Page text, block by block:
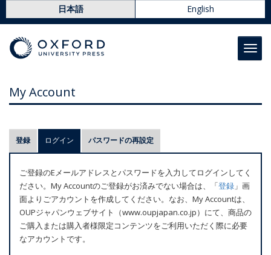
日本語 English
My Account
プ
ラ
マ
リ
ー
タ
ブ
登録 ログイン (アクティブなタブ)
パスワードの再設定
ご登録のEメールアドレスとパスワードを入力してログインしてく
ださい。My Accountのご登録がお済みでない場合は、「登録 」画
面よりごアカウントを作成してください。なお、My Accountは、
OUPジャパンウェブサイト（www.oupjapan.co.jp）にて、商品の
ご購入または購入者様限定コンテンツをご利用いただく際に必要
なアカウントです。